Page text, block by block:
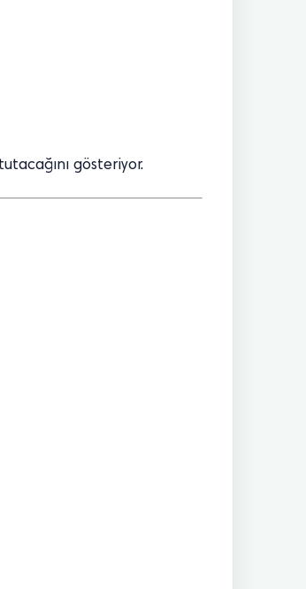
gösteriyor.